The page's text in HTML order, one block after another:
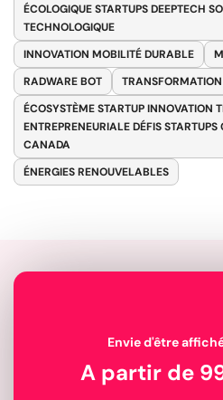
ÉCOLOGIQUE STARTUPS DEEPTECH
TECHNOLOGIQUE
INNOVATION MOBILITÉ DURABLE
RADWARE BOT
ÉCOSYSTÈME STARTUP INNOVATION
ENTREPRENEURIALE DÉFIS
CANADA
ÉNERGIES RENOUVELABLES
Envie d'être
A partir de